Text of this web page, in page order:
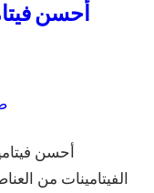
أحسن
أحسن
الفيتامينات من